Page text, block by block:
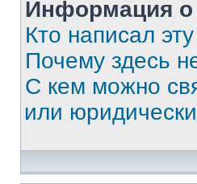
Информация о
Кто написал
Почему здесь
С кем можно
или